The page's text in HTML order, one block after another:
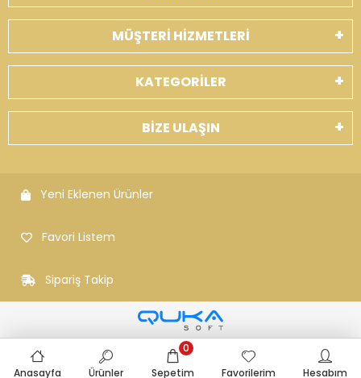
MÜŞTERİ HİZMETLERİ
KATEGORİLER
BİZE ULAŞIN
Yeni Eklenen Ürünler
Favori Listem
Sipariş Takip
Anasayfa Ürünler Sepetim
0
Favorilerim
Hesabım